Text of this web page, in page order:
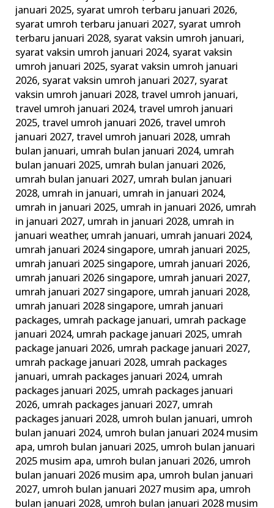
januari 2025, syarat umroh terbaru januari 2026,
syarat umroh terbaru januari 2027, syarat umroh
terbaru januari 2028, syarat vaksin umroh januari,
syarat vaksin umroh januari 2024, syarat vaksin
umroh januari 2025, syarat vaksin umroh januari
2026, syarat vaksin umroh januari 2027, syarat
vaksin umroh januari 2028,travel umroh januari,
travel umroh januari 2024,travel umroh januari
2025,travel umroh januari 2026,travel umroh
januari 2027,travel umroh januari 2028, umrah
bulan januari, umrah bulan januari 2024, umrah
bulan januari 2025, umrah bulan januari 2026,
umrah bulan januari 2027, umrah bulan januari
2028, umrah in januari, umrah in januari 2024,
umrah in januari 2025, umrah in januari 2026, umrah
in januari 2027, umrah in januari 2028, umrah in
januari weather, umrah januari, umrah januari 2024,
umrah januari 2024 singapore, umrah januari 2025,
umrah januari 2025 singapore, umrah januari 2026,
umrah januari 2026 singapore, umrah januari 2027,
umrah januari 2027 singapore, umrah januari 2028,
umrah januari 2028 singapore, umrah januari
packages, umrah package januari, umrah package
januari 2024, umrah package januari 2025, umrah
package januari 2026, umrah package januari 2027,
umrah package januari 2028, umrah packages
januari, umrah packages januari 2024, umrah
packages januari 2025, umrah packages januari
2026, umrah packages januari 2027, umrah
packages januari 2028, umroh bulan januari, umroh
bulan januari 2024, umroh bulan januari 2024 musim
apa, umroh bulan januari 2025, umroh bulan januari
2025 musim apa, umroh bulan januari 2026, umroh
bulan januari 2026 musim apa, umroh bulan januari
2027, umroh bulan januari 2027 musim apa, umroh
bulan januari 2028, umroh bulan januari 2028 musim